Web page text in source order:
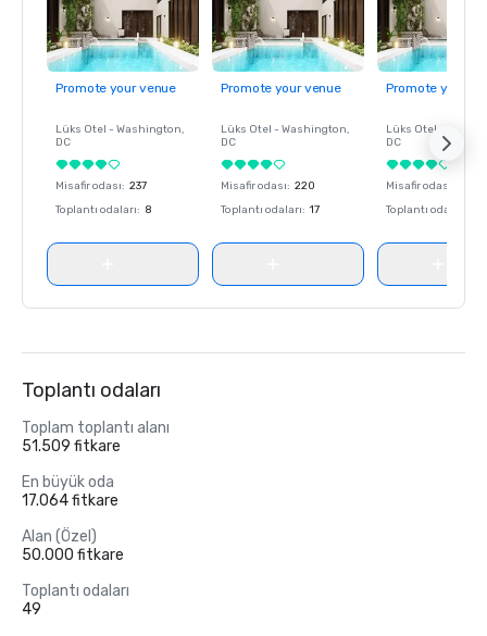
Promote your venue
Lüks Otel - Washington,
DC
Misafir odası: 237
Toplantı odaları: 8
Promote your venue
Lüks Otel - Washington,
DC
Misafir odası: 220
Toplantı odaları: 17
Promote your
Lüks Otel -
DC
Misafir odası
Toplantı odaları
Toplantı odaları
Toplam toplantı alanı
51.509 fitkare
En büyük oda
17.064 fitkare
Alan (Özel)
50.000 fitkare
Toplantı odaları
49